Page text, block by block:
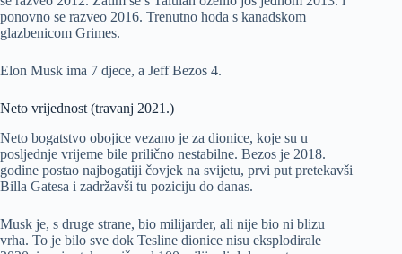
ponovno se razveo 2016. Trenutno hoda s kanadskom
glazbenicom Grimes.
Elon Musk ima 7 djece, a Jeff Bezos 4.
Neto vrijednost (travanj 2021.)
Neto bogatstvo obojice vezano je za dionice, koje su u
posljednje vrijeme bile prilično nestabilne. Bezos je 2018.
godine postao najbogatiji čovjek na svijetu, prvi put pretekavši
Billa Gatesa i zadržavši tu poziciju do danas.
Musk je, s druge strane, bio milijarder, ali nije bio ni blizu
vrha. To je bilo sve dok Tesline dionice nisu eksplodirale